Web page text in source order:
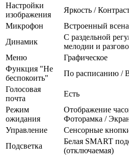
Настройки
изображения
Яркость /
Микрофон
Встроенный
Динамик
С раздельной
мелодии и
Меню
Графическое
Функция "Не
беспокоить"
По расписанию /
Голосовая
почта
Есть
Режим
ожидания
Отображение
Фоторамка /
Управление
Сенсорные
Подсветка
Белая SMART
(отключаемая)